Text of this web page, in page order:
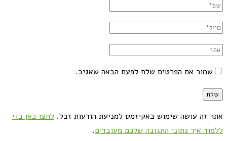
שמור את הפרטים שלח לפעם הבאה שאגיב.
אתר זה עושה שימוש באקיזמט למניעת הודעות זבל. לחצו כאן כדי
ללמוד איך נתוני התגובה שלכם מעובדים.